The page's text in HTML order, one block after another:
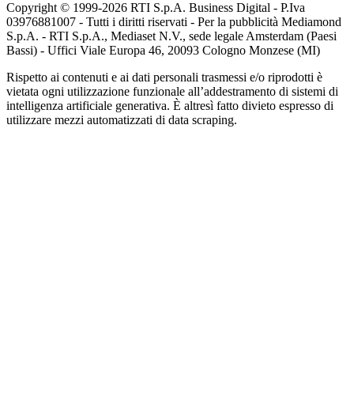
Copyright © 1999-2026 RTI S.p.A. Business Digital - P.Iva
03976881007 - Tutti i diritti riservati - Per la pubblicità Mediamond
S.p.A. - RTI S.p.A., Mediaset N.V., sede legale Amsterdam (Paesi
Bassi) - Uffici Viale Europa 46, 20093 Cologno Monzese (MI)
Rispetto ai contenuti e ai dati personali trasmessi e/o riprodotti è
vietata ogni utilizzazione funzionale all’addestramento di sistemi di
intelligenza artificiale generativa. È altresì fatto divieto espresso di
utilizzare mezzi automatizzati di data scraping.